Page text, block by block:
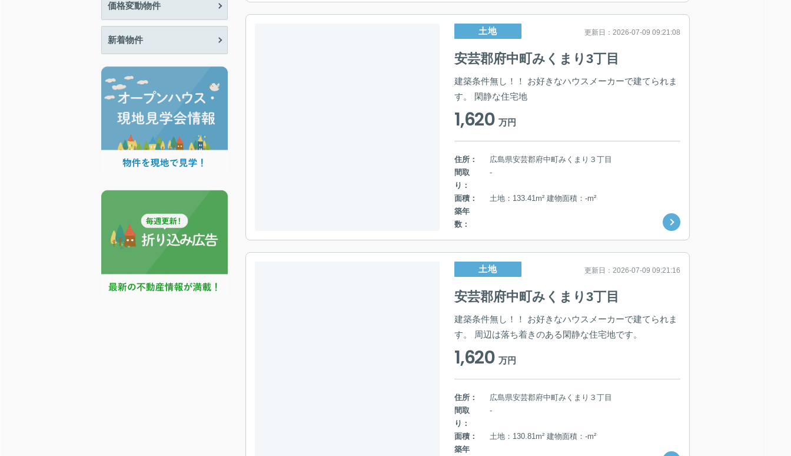
価格変動物件
新着物件
土地 更新日：2026-07-09 09:21:08
安芸郡府中町みくまり3丁目
建築条件無し！！ お好きなハウスメーカーで建てられま
す。 閑静な住宅地
1,620 万円
住所：
広島県安芸郡府中町みくまり３丁目
間取
り：
-
面積：
土地：133.41m² 建物面積：-m²
築年
数：
土地 更新日：2026-07-09 09:21:16
安芸郡府中町みくまり3丁目
建築条件無し！！ お好きなハウスメーカーで建てられま
す。 周辺は落ち着きのある閑静な住宅地です。
1,620 万円
住所：
広島県安芸郡府中町みくまり３丁目
間取
り：
-
面積：
土地：130.81m² 建物面積：-m²
築年